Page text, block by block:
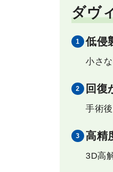
ダヴ
低侵
小さ
回復
手術
高精
3D高